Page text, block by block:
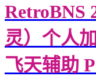
RetroBNS
灵）个人
飞天辅助